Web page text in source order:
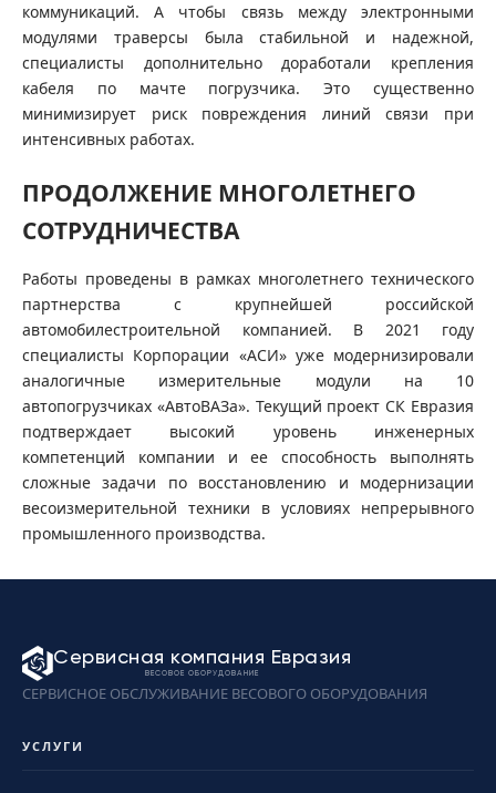
коммуникаций. А чтобы связь между электронными
модулями траверсы была стабильной и надежной,
специалисты дополнительно доработали крепления
кабеля по мачте погрузчика. Это существенно
минимизирует риск повреждения линий связи при
интенсивных работах.
ПРОДОЛЖЕНИЕ МНОГОЛЕТНЕГО
СОТРУДНИЧЕСТВА
Работы проведены в рамках многолетнего технического
партнерства с крупнейшей российской
автомобилестроительной компанией. В 2021 году
специалисты Корпорации «АСИ» уже модернизировали
аналогичные измерительные модули на 10
автопогрузчиках «АвтоВАЗа». Текущий проект СК Евразия
подтверждает высокий уровень инженерных
компетенций компании и ее способность выполнять
сложные задачи по восстановлению и модернизации
весоизмерительной техники в условиях непрерывного
промышленного производства.
Сервисная компания Евразия
ВЕСОВОЕ ОБОРУДОВАНИЕ
СЕРВИСНОЕ ОБСЛУЖИВАНИЕ ВЕСОВОГО ОБОРУДОВАНИЯ
УСЛУГИ